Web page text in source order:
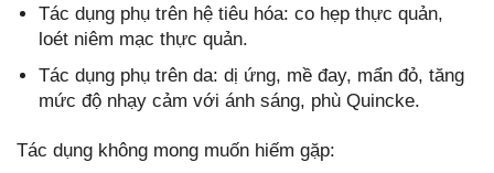
Tác dụng phụ trên hệ tiêu hóa: co hẹp thực quản,
loét niêm mạc thực quản.
Tác dụng phụ trên da: dị ứng, mề đay, mẩn đỏ, tăng
mức độ nhạy cảm với ánh sáng, phù Quincke.
Tác dụng không mong muốn hiếm gặp: